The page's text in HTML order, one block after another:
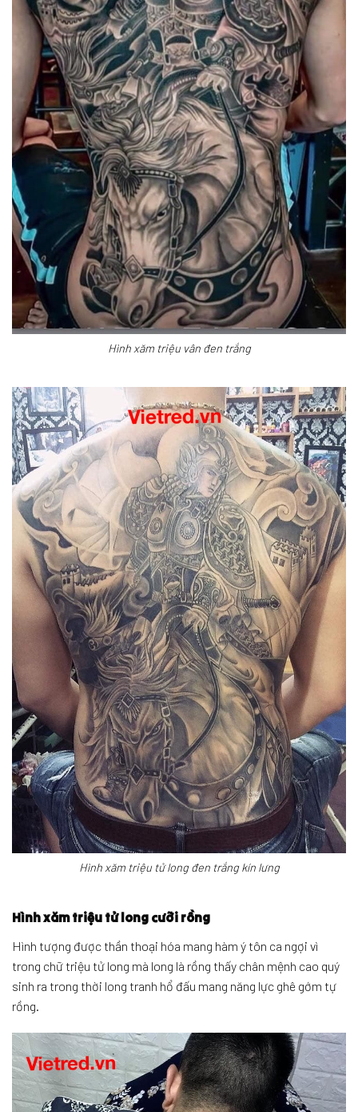
Hình xăm triệu vân đen trắng
Hình xăm triệu tử long đen trắng kín lưng
Hình xăm triệu tử long cưỡi rồng
Hình tượng được thần thoại hóa mang hàm ý tôn ca ngợi vì
trong chữ triệu tử long mà long là rồng thấy chân mệnh cao quý
sinh ra trong thời long tranh hổ đấu mang năng lực ghê gớm tự
rồng.